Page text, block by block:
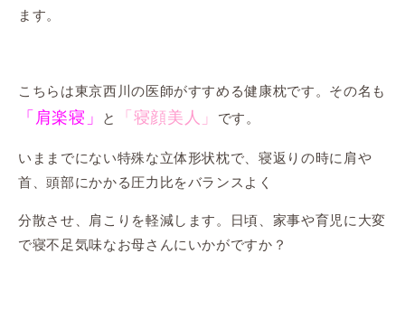
ます。
こちらは東京西川の医師がすすめる健康枕です。その名も
「肩楽寝」 と 「寝顔美人」 です。
いままでにない特殊な立体形状枕で、寝返りの時に肩や
首、頭部にかかる圧力比をバランスよく
分散させ、肩こりを軽減します。日頃、家事や育児に大変
で寝不足気味なお母さんにいかがですか？